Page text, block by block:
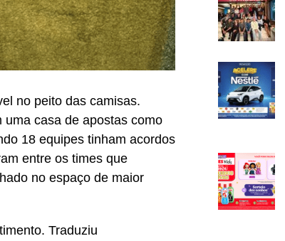
no peito das camisas.
uma casa de apostas como
18 equipes tinham acordos
entre os times que
no espaço de maior
Traduziu